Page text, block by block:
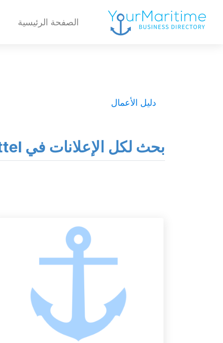
الصفحة الرئيسية
دليل الأعمال
بحث لكل الإعلانات في Brunsbuettel